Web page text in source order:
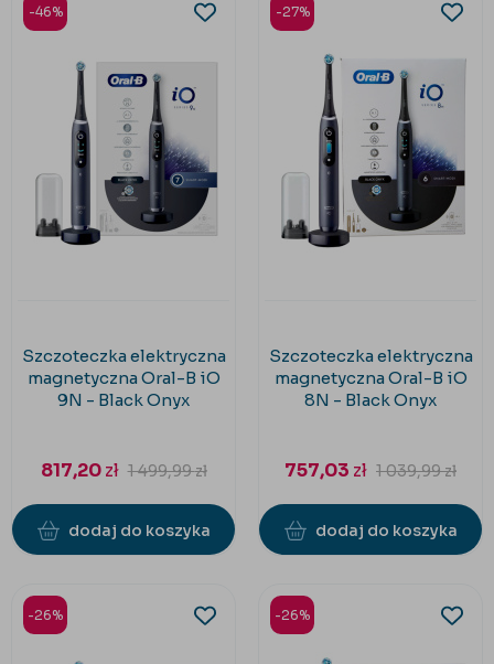
-46%
Szczoteczka elektryczna
magnetyczna Oral-B iO
9N - Black Onyx
817,20zł 1 499,99zł
dodaj do koszyka
-27%
Szczoteczka elektryczna
magnetyczna Oral-B iO
8N - Black Onyx
757,03 zł 1 039,99zł
dodaj do koszyka
-26% -26%